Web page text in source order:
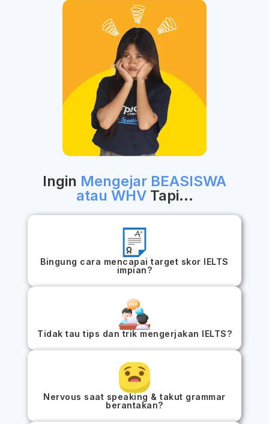
Ingin Mengejar BEASISWA
atau WHVTapi...
Bingung cara mencapai target skor IELTS
impian?
Tidak tau tips dan trik mengerjakan IELTS?
Nervous saat speaking & takut grammar
berantakan?